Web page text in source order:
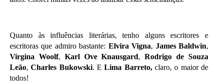
Quanto às influências literárias, tenho alguns escritores e
escritoras que admiro bastante: Elvira Vigna, James Baldwin,
Virgina Woolf, Karl Ove Knausgard,Rodrigo de Souza
Leão,Charles Bukowski. ELima Barreto,claro, o maior de
todos!